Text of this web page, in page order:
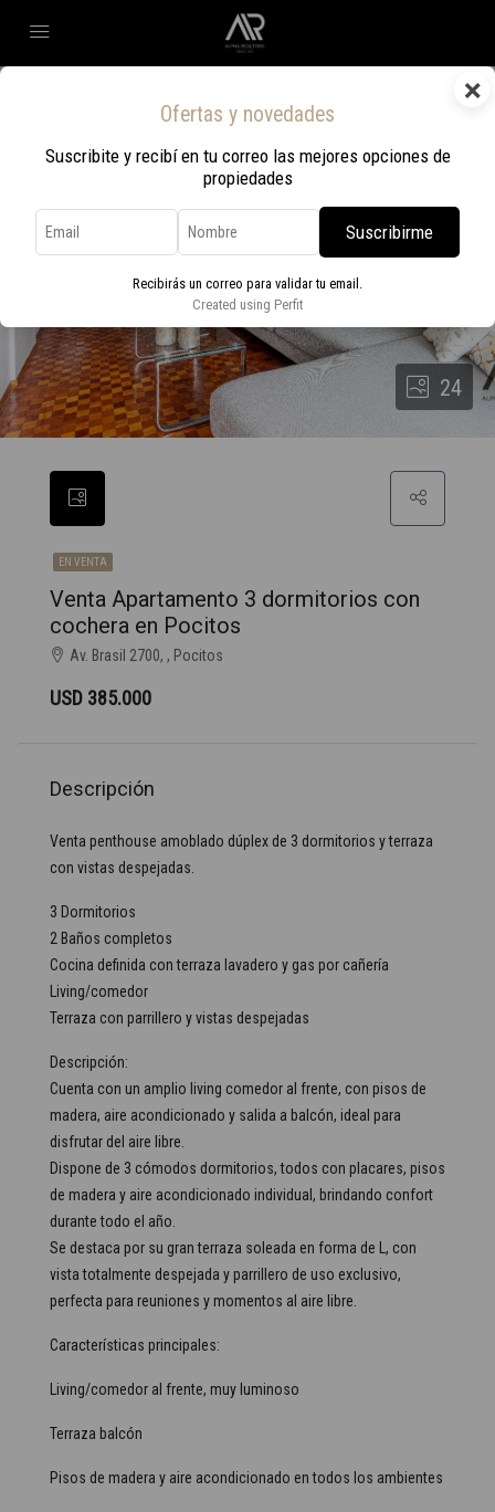
×
Ofertas y novedades
Suscribite y recibí en tu correo las mejores opciones de
propiedades
Suscribirme
Recibirás un correo para validar tu email.
Created using Perfit
24
EN VENTA
Venta Apartamento 3 dormitorios con
cochera en Pocitos
Av. Brasil 2700, , Pocitos
USD 385.000
Descripción
Venta penthouse amoblado dúplex de 3 dormitorios y terraza
con vistas despejadas.
3 Dormitorios
2 Baños completos
Cocina definida con terraza lavadero y gas por cañería
Living/comedor
Terraza con parrillero y vistas despejadas
Descripción:
Cuenta con un amplio living comedor al frente, con pisos de
madera, aire acondicionado y salida a balcón, ideal para
disfrutar del aire libre.
Dispone de 3 cómodos dormitorios, todos con placares, pisos
de madera y aire acondicionado individual, brindando confort
durante todo el año.
Se destaca por su gran terraza soleada en forma de L, con
vista totalmente despejada y parrillero de uso exclusivo,
perfecta para reuniones y momentos al aire libre.
Características principales:
Living/comedor al frente, muy luminoso
Terraza balcón
Pisos de madera y aire acondicionado en todos los ambientes